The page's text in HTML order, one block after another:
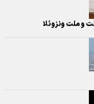
و ملت ونزوئلا